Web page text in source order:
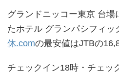
グランドニッコー東京 台場
たホテル グランパシフィッ
休.comの最安値はJTBの
チェックイン18時・チェッ